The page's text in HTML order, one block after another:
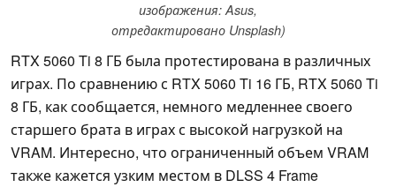
изображения: Asus,
отредактировано Unsplash)
RTX 5060 Ti 8 ГБ была протестирована в различных
играх. По сравнению с RTX 5060 Ti 16 ГБ, RTX 5060 Ti
8 ГБ, как сообщается, немного медленнее своего
старшего брата в играх с высокой нагрузкой на
VRAM. Интересно, что ограниченный объем VRAM
также кажется узким местом в DLSS 4 Frame